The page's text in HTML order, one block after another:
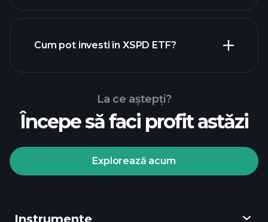
Cum pot investi în XSPD ETF?
La ce aștepți?
Începe să faci profit astăzi
Explorează acum
Instrumente